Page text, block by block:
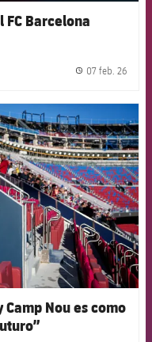
Barcelona
07 feb. 26
badge
Nou es como